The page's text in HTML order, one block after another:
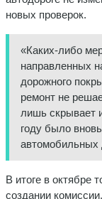
новых проверок.
«Каких-либо
направленных
дорожного
ремонт не
лишь скрывает
году было
В итоге в октябре
создании